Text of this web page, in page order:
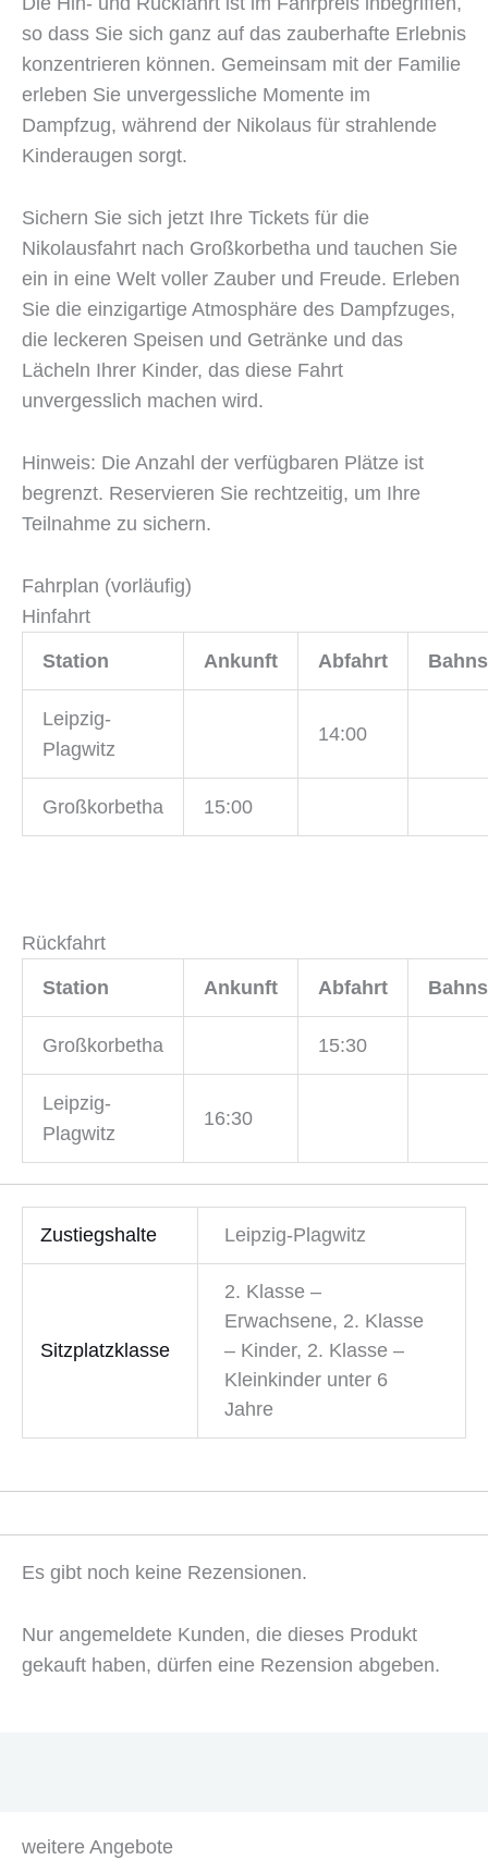
so dass Sie sich ganz auf das zauberhafte Erlebnis
konzentrieren können. Gemeinsam mit der Familie
erleben Sie unvergessliche Momente im
Dampfzug, während der Nikolaus für strahlende
Kinderaugen sorgt.
Sichern Sie sich jetzt Ihre Tickets für die
Nikolausfahrt nach Großkorbetha und tauchen Sie
ein in eine Welt voller Zauber und Freude. Erleben
Sie die einzigartige Atmosphäre des Dampfzuges,
die leckeren Speisen und Getränke und das
Lächeln Ihrer Kinder, das diese Fahrt
unvergesslich machen wird.
Hinweis: Die Anzahl der verfügbaren Plätze ist
begrenzt. Reservieren Sie rechtzeitig, um Ihre
Teilnahme zu sichern.
Fahrplan (vorläufig)
Hinfahrt
Station Ankunft Abfahrt
Leipzig-
Plagwitz
14:00
Großkorbetha 15:00
Rückfahrt
Station Ankunft Abfahrt
Großkorbetha 15:30
Leipzig-
Plagwitz
16:30
Zustiegshalte Leipzig-Plagwitz
Sitzplatzklasse
2. Klasse –
Erwachsene, 2. Klasse
– Kinder, 2. Klasse –
Kleinkinder unter 6
Jahre
Es gibt noch keine Rezensionen.
Nur angemeldete Kunden, die dieses Produkt
gekauft haben, dürfen eine Rezension abgeben.
weitere Angebote